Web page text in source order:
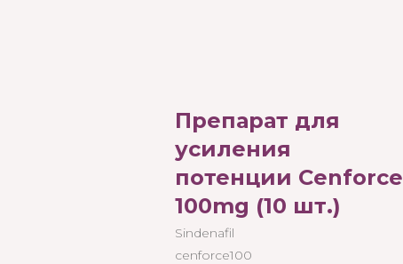
Препарат для
усиления
потенции Cenforce
100mg (10 шт.)
Sindenafil
cenforce100